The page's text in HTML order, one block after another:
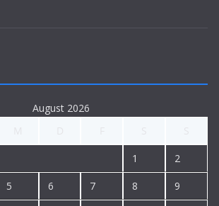
August 2026
1 2
5 6 7 8 9